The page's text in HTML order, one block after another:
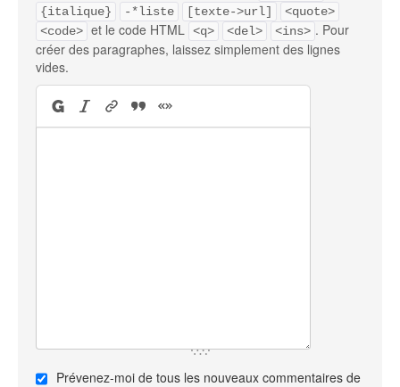
{italique}
-*liste [texte->url]
<quote>
<code> et le code HTML <q> <del> <ins> . Pour
créer des paragraphes, laissez simplement des lignes
vides.
Prévenez-moi de tous les nouveaux commentaires de